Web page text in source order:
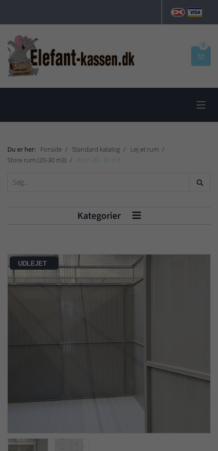

0

Du er her: Forside Standard katalog
Lej et rum
Store rum (20-30 m3)
Rum 39 - 30 m3
Kategorier 
UDLEJET